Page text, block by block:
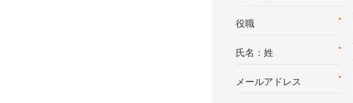
*
役職
*
氏名：姓
*
メールアドレス